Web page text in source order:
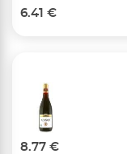
6.41 €
8.77 €